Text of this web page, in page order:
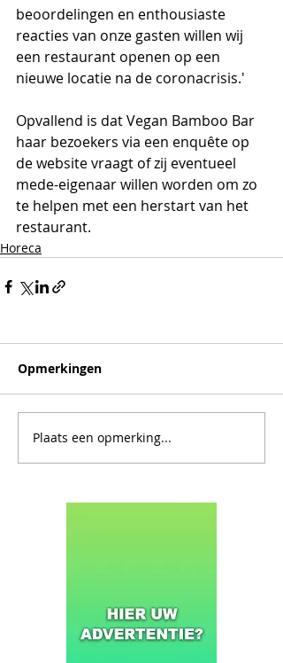
beoordelingen en enthousiaste
reacties van onze gasten willen wij
een restaurant openen op een
nieuwe locatie na de coronacrisis.'
Opvallend is dat Vegan Bamboo Bar
haar bezoekers via een enquête op
de website vraagt of zij eventueel
mede-eigenaar willen worden om zo
te helpen met een herstart van het
restaurant.
Horeca
Opmerkingen
Plaats een opmerking...